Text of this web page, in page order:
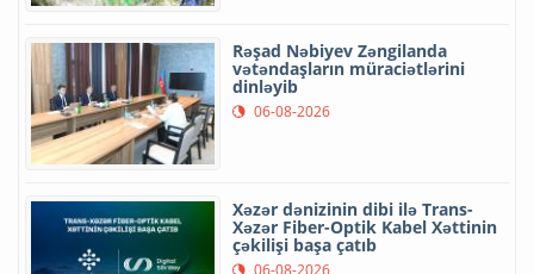
Rəşad Nəbiyev Zəngilanda
vətəndaşların müraciətlərini
dinləyib
06-08-2026
Xəzər dənizinin dibi ilə Trans-
Xəzər Fiber-Optik Kabel Xəttinin
çəkilişi başa çatıb
06-08-2026